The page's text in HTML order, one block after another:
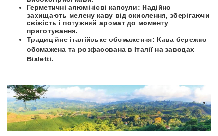
Герметичні алюмінієві капсули: Надійно
захищають мелену каву від окислення, зберігаючи
свіжість і потужний аромат до моменту
приготування.
Традиційне італійське обсмаження: Кава бережно
обсмажена та розфасована в Італії на заводах
Bialetti.